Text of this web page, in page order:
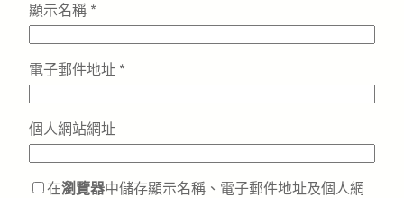
顯示名稱 *
電子郵件地址 *
個人網站網址
在瀏覽器中儲存顯示名稱、電子郵件地址及個人網